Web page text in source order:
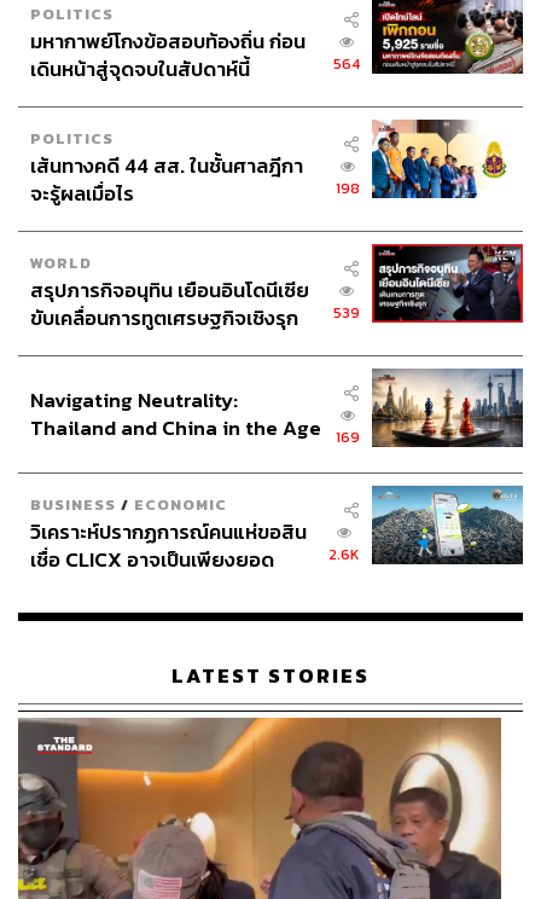
POLITICS
มหากาพย์โกงข้อสอบท้องถิ่น ก่อน
เดินหน้าสู่จุดจบในสัปดาห์นี้
564
POLITICS
เส้นทางคดี 44 สส. ในชั้นศาลฎีกา
จะรู้ผลเมื่อไร
198
WORLD
สรุปภารกิจอนุทิน เยือนอินโดนีเซีย
ขับเคลื่อนการทูตเศรษฐกิจเชิงรุก
539
Navigating Neutrality:
Thailand and China in the Age
169
BUSINESS / ECONOMIC
วิเคราะห์ปรากฏการณ์คนแห่ขอสิน
เชื่อ CLICX อาจเป็นเพียงยอด
เรือนไทยที่ถูกซุกไว้
2.6K
LATEST STORIES